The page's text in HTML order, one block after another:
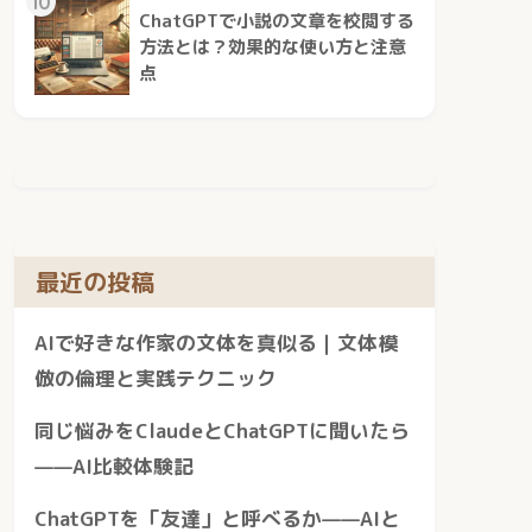
ChatGPTで小説の文章を校閲する
方法とは？効果的な使い方と注意
点
最近の投稿
AIで好きな作家の文体を真似る｜文体模
倣の倫理と実践テクニック
同じ悩みをClaudeとChatGPTに聞いたら
——AI比較体験記
ChatGPTを「友達」と呼べるか——AIと